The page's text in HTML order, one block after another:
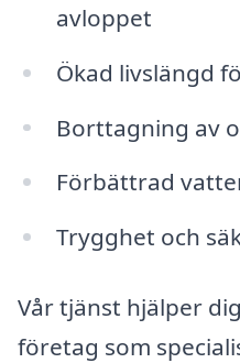
avloppet
Ökad livslängd
Borttagning av
Förbättrad
Trygghet och
Vår tjänst hjälper
företag som